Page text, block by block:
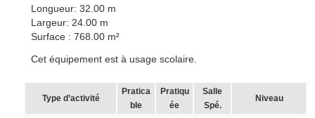
Longueur: 32.00 m
Largeur: 24.00 m
Surface : 768.00 m²
Cet équipement est à usage scolaire.
Type d’activité
Pratica
ble
Pratiqu
ée
Salle
Spé.
Niveau